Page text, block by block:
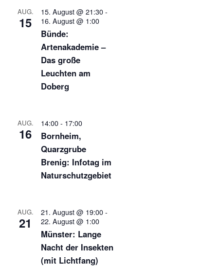
AUG.
15
15. August @ 21:30-
16. August @ 1:00
Bünde:
Artenakademie –
Das große
Leuchten am
Doberg
AUG.
16
14:00- 17:00
Bornheim,
Quarzgrube
Brenig: Infotag im
Naturschutzgebiet
AUG.
21
21. August @ 19:00-
22. August @ 1:00
Münster: Lange
Nacht der Insekten
(mit Lichtfang)